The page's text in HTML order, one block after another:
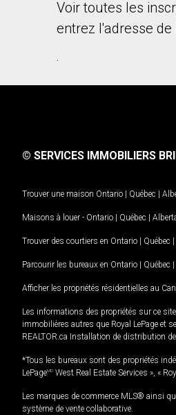
Voir toutes les
entrez l'adresse de
.
© SERVICES IMMOBILIERS
Trouver une maison Ontario | Québec |
Maisons à louer - Ontario | Québec |
Trouver des courtiers en Ontario | Québec |
Parcourir les bureaux en Ontario | Québec |
Afficher les propriétés résidentielles au
Les informations des propriétés sur ce
immobilières autres que Royal LePage et
REALTOR.ca Installation de distribution
*Tous les bureaux sont des propriétés
LePageMD West Real Estate Services », «
Les marques de commerce MLS® ainsi
système de vente collaborative.